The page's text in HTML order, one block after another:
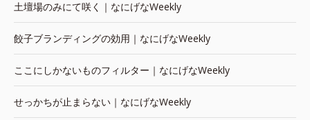
土壇場のみにて咲く｜なにげなWeekly
餃子ブランディングの効用｜なにげなWeekly
ここにしかないものフィルター｜なにげなWeekly
せっかちが止まらない｜なにげなWeekly